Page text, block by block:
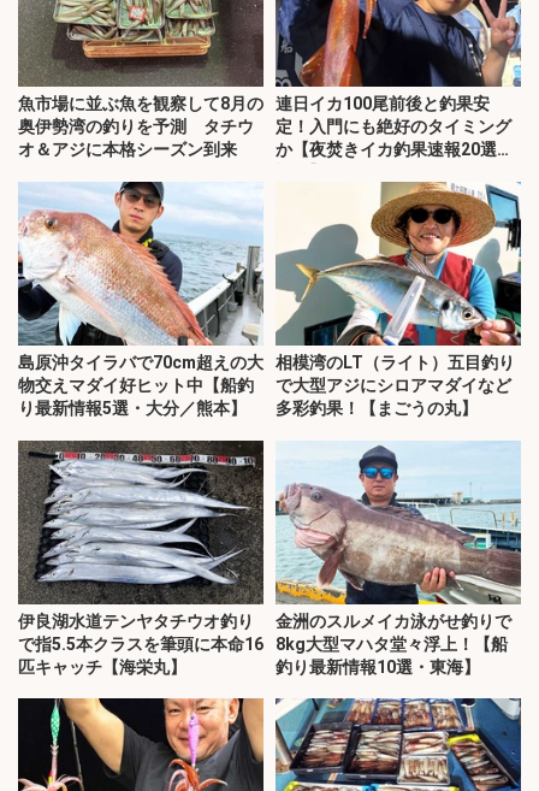
魚市場に並ぶ魚を観察して8月の
奥伊勢湾の釣りを予測 タチウ
オ＆アジに本格シーズン到来
連日イカ100尾前後と釣果安
定！入門にも絶好のタイミング
か【夜焚きイカ釣果速報20選・
島原沖タイラバで70cm超えの大
物交えマダイ好ヒット中【船釣
り最新情報5選・大分／熊本】
相模湾のLT（ライト）五目釣り
で大型アジにシロアマダイなど
多彩釣果！【まごうの丸】
伊良湖水道テンヤタチウオ釣り
で指5.5本クラスを筆頭に本命16
匹キャッチ【海栄丸】
金洲のスルメイカ泳がせ釣りで
8kg大型マハタ堂々浮上！【船
釣り最新情報10選・東海】